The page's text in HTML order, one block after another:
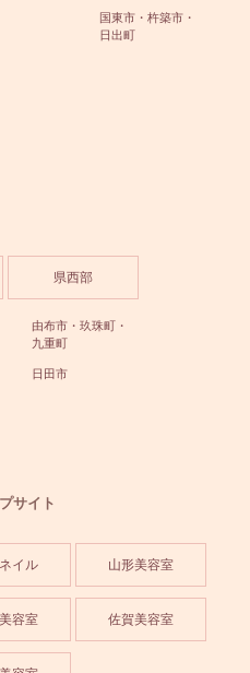
国東市・杵築市・
日出町
県西部
由布市・玖珠町・
九重町
日田市
サイト
イル 山形美容室
容室 佐賀美容室